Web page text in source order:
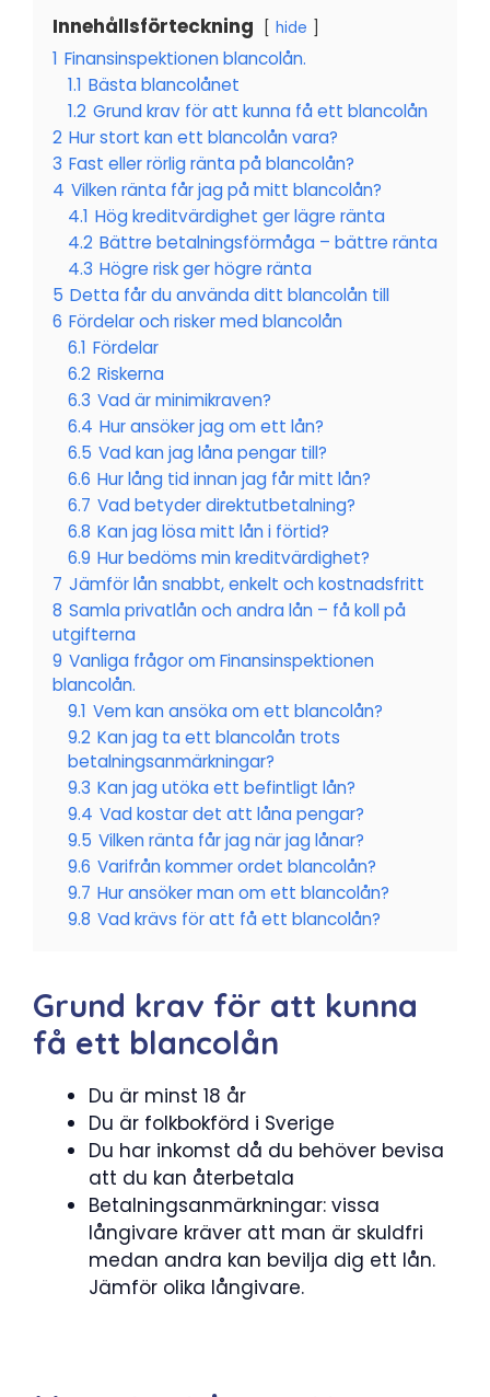
Innehållsförteckning hide
1 Finansinspektionen blancolån.
1.1 Bästa blancolånet
1.2 Grund krav för att kunna få ett blancolån
2 Hur stort kan ett blancolån vara?
3 Fast eller rörlig ränta på blancolån?
4 Vilken ränta får jag på mitt blancolån?
4.1 Hög kreditvärdighet ger lägre ränta
4.2 Bättre betalningsförmåga – bättre ränta
4.3 Högre risk ger högre ränta
5 Detta får du använda ditt blancolån till
6 Fördelar och risker med blancolån
6.1 Fördelar
6.2 Riskerna
6.3 Vad är minimikraven?
6.4 Hur ansöker jag om ett lån?
6.5 Vad kan jag låna pengar till?
6.6 Hur lång tid innan jag får mitt lån?
6.7 Vad betyder direktutbetalning?
6.8 Kan jag lösa mitt lån i förtid?
6.9 Hur bedöms min kreditvärdighet?
7 Jämför lån snabbt, enkelt och kostnadsfritt
8 Samla privatlån och andra lån – få koll på
utgifterna
9 Vanliga frågor om Finansinspektionen
blancolån.
9.1 Vem kan ansöka om ett blancolån?
9.2 Kan jag ta ett blancolån trots
betalningsanmärkningar?
9.3 Kan jag utöka ett befintligt lån?
9.4 Vad kostar det att låna pengar?
9.5 Vilken ränta får jag när jag lånar?
9.6 Varifrån kommer ordet blancolån?
9.7 Hur ansöker man om ett blancolån?
9.8 Vad krävs för att få ett blancolån?
Grund krav för att kunna
få ett blancolån
Du är minst 18 år
Du är folkbokförd i Sverige
Du har inkomst då du behöver bevisa
att du kan återbetala
Betalningsanmärkningar: vissa
långivare kräver att man är skuldfri
medan andra kan bevilja dig ett lån.
Jämför olika långivare.